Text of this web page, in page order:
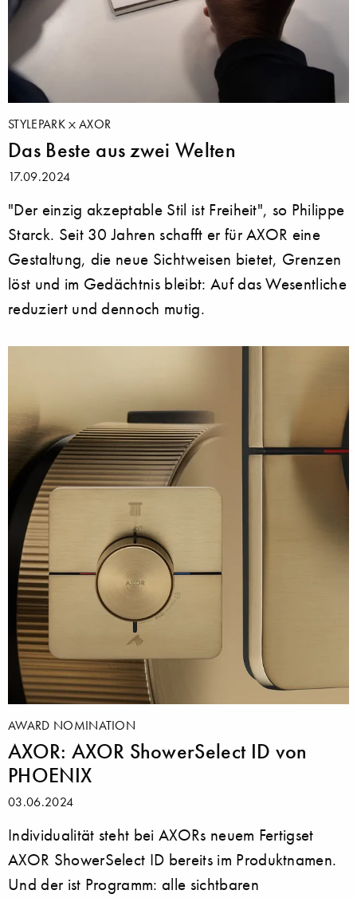
STYLEPARK AXOR
Das Beste aus zwei Welten
17.09.2024
"Der einzig akzeptable Stil ist Freiheit", so Philippe
Starck. Seit 30 Jahren schafft er für AXOR eine
Gestaltung, die neue Sichtweisen bietet, Grenzen
löst und im Gedächtnis bleibt: Auf das Wesentliche
reduziert und dennoch mutig.
AWARD NOMINATION
AXOR: AXOR ShowerSelect ID von
PHOENIX
03.06.2024
Individualität steht bei AXORs neuem Fertigset
AXOR ShowerSelect ID bereits im Produktnamen.
Und der ist Programm: alle sichtbaren